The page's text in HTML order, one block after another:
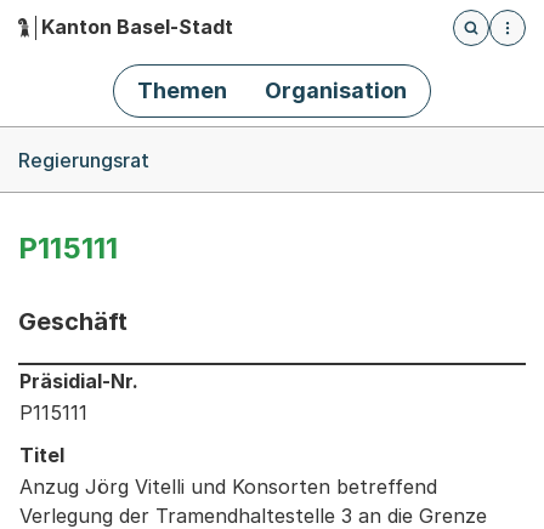
Hauptnavigation
Kanton Basel-Stadt
Öffnet
Themen Organisation
Regierungsrat
P115111
Geschäft
Informationen zum Ausgewählten Geschäft
Präsidial-Nr.
P115111
Titel
Anzug Jörg Vitelli und Konsorten betreffend
Verlegung der Tramendhaltestelle 3 an die Grenze